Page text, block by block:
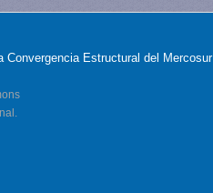
Convergencia Estructural del Mercosur